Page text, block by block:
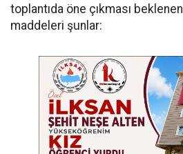
toplantıda öne çıkması
maddeleri şunlar: